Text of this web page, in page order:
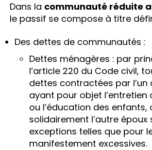
Dans la communauté réduite
le passif se compose à titre
Des dettes de communautés :
Dettes ménagères : par
l’article 220 du Code civil,
dettes contractées par l’un
ayant pour objet l’entretien
ou l’éducation des enfants,
solidairement l’autre époux
exceptions telles que pour
manifestement excessives.